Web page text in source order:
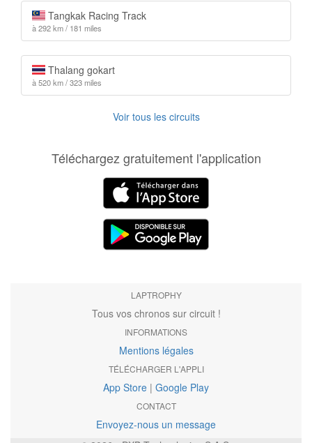
Tangkak Racing Track
à 292 km / 181 miles
Thalang gokart
à 520 km / 323 miles
Voir tous les circuits
Téléchargez gratuitement l'application
LAPTROPHY
Tous vos chronos sur circuit !
INFORMATIONS
Mentions légales
TÉLÉCHARGER L'APPLI
App Store | Google Play
CONTACT
Envoyez-nous un message